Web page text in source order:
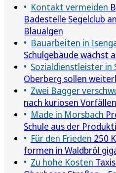
Kontakt vermeiden
Badestelle Segelclub
Blaualgen
Bauarbeiten in
Schulgebäude wächst
Sozialdienstleister in
Oberberg sollen
Zwei Bagger
nach kuriosen
Made in Morsbach
Schule aus der
Für den Frieden 250
formen in Waldbröl
Zu hohe Kosten